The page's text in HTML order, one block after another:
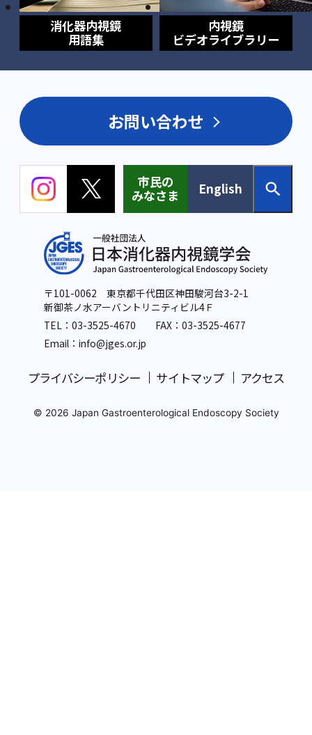
消化器内視鏡
用語集
内視鏡
ビデオライブラリー
お問い合わせ
市民の
みなさま
English
〒101-0062 東京都千代田区神田駿河台3-2-1
新御茶ノ水アーバントリニティビル4Ｆ
TEL：03-3525-4670 FAX：03-3525-4677
Email：info@jges.or.jp
プライバシーポリシー サイトマップ アクセス
© 2026 Japan Gastroenterological Endoscopy Society